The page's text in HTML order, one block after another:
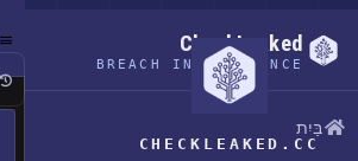
CHECKLEAKED.CC
CheckLeaked
BREACH INTELLIGENCE
בַּיִת